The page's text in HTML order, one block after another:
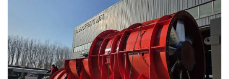
Penghantaran Penuh Kipas Utama Kontra-Rotasi Siri FKCDZ Untuk Lombong